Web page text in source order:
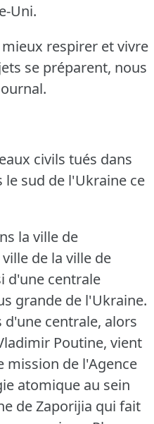
Uni.
respirer et vivre
se préparent, nous
civils tués dans
sud de l'Ukraine ce
la ville de
de la ville de
d'une centrale
grande de l'Ukraine.
centrale, alors
Poutine, vient
mission de l'Agence
atomique au sein
de Zaporijia qui fait